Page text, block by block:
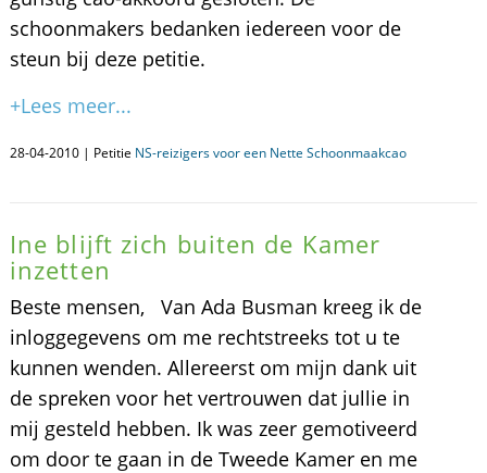
schoonmakers bedanken iedereen voor de
steun bij deze petitie.
+Lees meer...
28-04-2010 | Petitie NS-reizigers voor een Nette Schoonmaakcao
Ine blijft zich buiten de Kamer
inzetten
Beste mensen, Van Ada Busman kreeg ik de
inloggegevens om me rechtstreeks tot u te
kunnen wenden. Allereerst om mijn dank uit
de spreken voor het vertrouwen dat jullie in
mij gesteld hebben. Ik was zeer gemotiveerd
om door te gaan in de Tweede Kamer en me